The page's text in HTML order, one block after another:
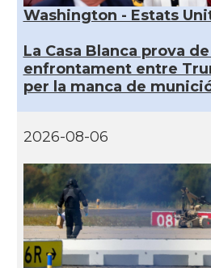
Washington - Estats
La Casa Blanca prova
enfrontament entre
per la manca de
2026-08-06